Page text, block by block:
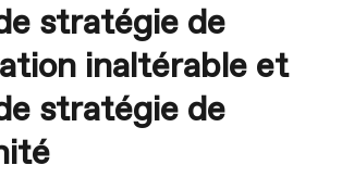
stratégie de
inaltérable et
stratégie de